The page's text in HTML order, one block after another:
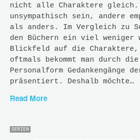
nicht alle Charaktere
unsympathisch sein, andere
als anders. Im Vergleich zu
den Büchern ein viel weniger
Blickfeld auf die Charaktere,
oftmals bekommt man durch die
Personalform Gedankengänge
präsentiert. Deshalb möchte…
Read More
SERIEN